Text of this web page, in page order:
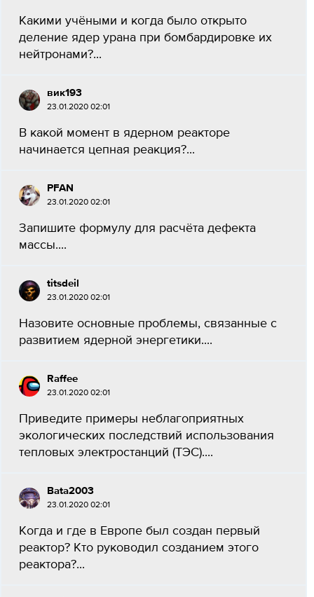
Какими учёными и когда было открыто
деление ядер урана при бомбардировке их
нейтронами?...
вик193
23.01.2020 02:01
В какой момент в ядерном реакторе
начинается цепная реакция?...
PFAN
23.01.2020 02:01
Запишите формулу для расчёта дефекта
массы....
titsdeil
23.01.2020 02:01
Назовите основные проблемы, связанные с
развитием ядерной энергетики....
Raffee
23.01.2020 02:01
Приведите примеры неблагоприятных
экологических последствий использования
тепловых электростанций (ТЭС)....
Bata2003
23.01.2020 02:01
Когда и где в Европе был создан первый
реактор? Кто руководил созданием этого
реактора?...